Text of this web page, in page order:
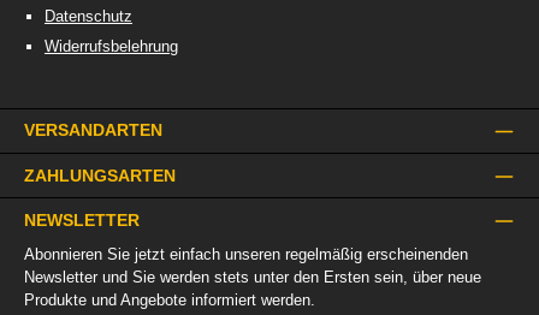
Datenschutz
Widerrufsbelehrung
VERSANDARTEN
ZAHLUNGSARTEN
NEWSLETTER
Abonnieren Sie jetzt einfach unseren regelmäßig erscheinenden
Newsletter und Sie werden stets unter den Ersten sein, über neue
Produkte und Angebote informiert werden.